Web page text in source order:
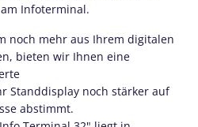
Infoterminal.
noch mehr aus Ihrem digitalen
bieten wir Ihnen eine
Standdisplay noch stärker auf
abstimmt.